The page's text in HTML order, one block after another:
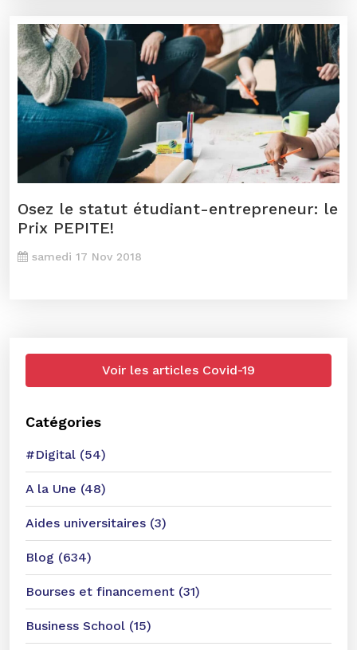
Osez le statut étudiant-entrepreneur: le
Prix PEPITE!
samedi 17 Nov 2018
Voir les articles Covid-19
Catégories
#Digital (54)
A la Une (48)
Aides universitaires (3)
Blog (634)
Bourses et financement (31)
Business School (15)